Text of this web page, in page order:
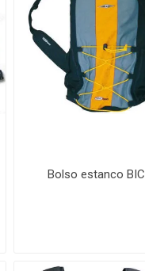
Bolso estanco BIC